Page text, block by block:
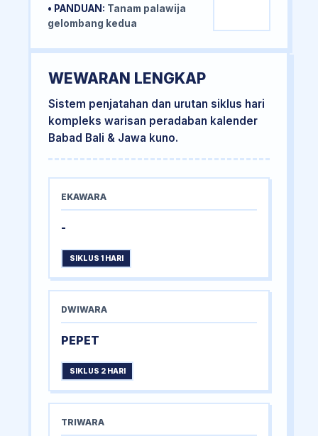
• PANDUAN: Tanam palawija
gelombang kedua
WEWARAN LENGKAP
Sistem penjatahan dan urutan siklus hari
kompleks warisan peradaban kalender
Babad Bali & Jawa kuno.
EKAWARA
-
SIKLUS 1 HARI
DWIWARA
PEPET
SIKLUS 2 HARI
TRIWARA